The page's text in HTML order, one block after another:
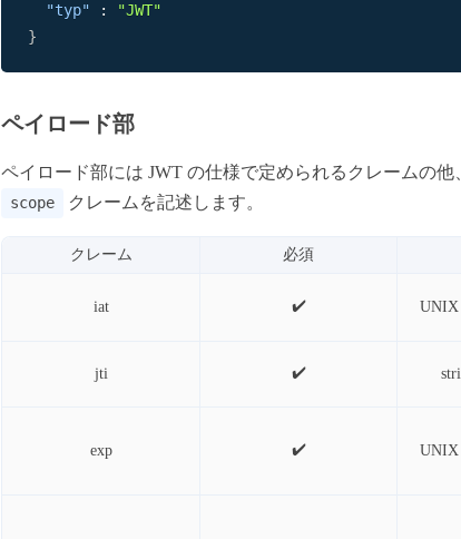
"typ"
:
"JWT"
}
ペイロード部
ペイロード部には JWT の仕様で定められるクレームの
scope クレームを記述します。
クレーム 必須
iat ✔️ UNIX
jti ✔️
exp ✔️ UNIX